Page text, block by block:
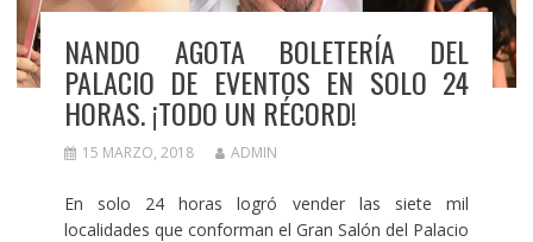
NANDO AGOTA BOLETERÍA DEL
PALACIO DE EVENTOS EN SOLO 24
HORAS. ¡TODO UN RÉCORD!
15 MARZO, 2018 ADMIN
En solo 24 horas logró vender las siete mil
localidades que conforman el Gran Salón del Palacio